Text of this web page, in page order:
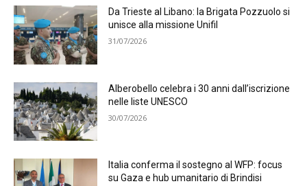
Da Trieste al Libano: la Brigata Pozzuolo si
unisce alla missione Unifil
31/07/2026
Alberobello celebra i 30 anni dall’iscrizione
nelle liste UNESCO
30/07/2026
Italia conferma il sostegno al WFP: focus
su Gaza e hub umanitario di Brindisi